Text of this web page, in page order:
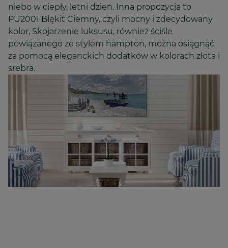
niebo w ciepły, letni dzień. Inna propozycja to
PU2001 Błękit Ciemny, czyli mocny i zdecydowany
kolor, Skojarzenie luksusu, również ściśle
powiązanego ze stylem hampton, można osiągnąć
za pomocą eleganckich dodatków w kolorach złota i
srebra.